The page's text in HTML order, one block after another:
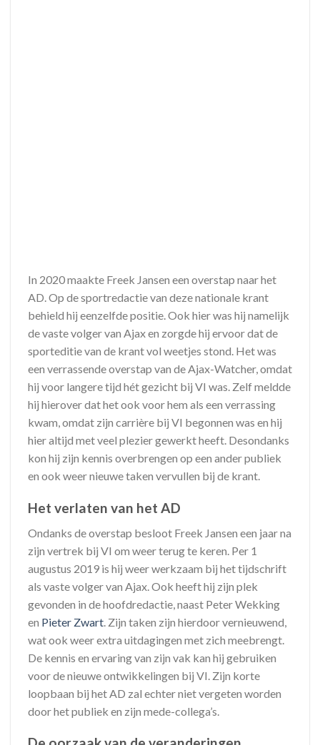
In 2020 maakte Freek Jansen een overstap naar het
AD. Op de sportredactie van deze nationale krant
behield hij eenzelfde positie. Ook hier was hij namelijk
de vaste volger van Ajax en zorgde hij ervoor dat de
sporteditie van de krant vol weetjes stond. Het was
een verrassende overstap van de Ajax-Watcher, omdat
hij voor langere tijd hét gezicht bij VI was. Zelf meldde
hij hierover dat het ook voor hem als een verrassing
kwam, omdat zijn carrière bij VI begonnen was en hij
hier altijd met veel plezier gewerkt heeft. Desondanks
kon hij zijn kennis overbrengen op een ander publiek
en ook weer nieuwe taken vervullen bij de krant.
Het verlaten van het AD
Ondanks de overstap besloot Freek Jansen een jaar na
zijn vertrek bij VI om weer terug te keren. Per 1
augustus 2019 is hij weer werkzaam bij het tijdschrift
als vaste volger van Ajax. Ook heeft hij zijn plek
gevonden in de hoofdredactie, naast Peter Wekking
en Pieter Zwart . Zijn taken zijn hierdoor vernieuwend,
wat ook weer extra uitdagingen met zich meebrengt.
De kennis en ervaring van zijn vak kan hij gebruiken
voor de nieuwe ontwikkelingen bij VI. Zijn korte
loopbaan bij het AD zal echter niet vergeten worden
door het publiek en zijn mede-collega’s.